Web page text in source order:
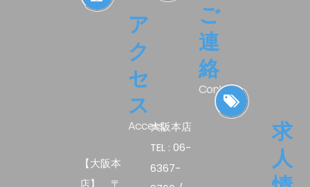
ア
ク
セ
ス
Access.
【大阪本
ご
連
絡
Contact.
大阪本店
TEL : 06-
6367-
求
人